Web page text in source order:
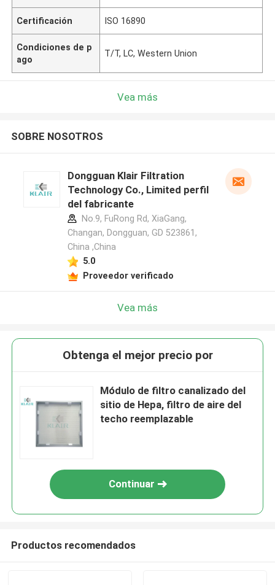
Certificación ISO 16890
Condiciones de p
ago
T/T, LC, Western Union
Vea más
SOBRE NOSOTROS
Dongguan Klair Filtration
Technology Co., Limited perfil
del fabricante
No.9, FuRong Rd, XiaGang,
Changan, Dongguan, GD 523861,
China ,China
5.0
Proveedor verificado
Vea más
Obtenga el mejor precio por
Módulo de filtro canalizado del
sitio de Hepa, filtro de aire del
techo reemplazable
Continuar
Productos recomendados